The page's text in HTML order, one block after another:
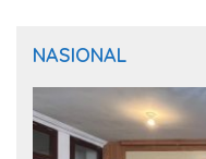
NASIONAL